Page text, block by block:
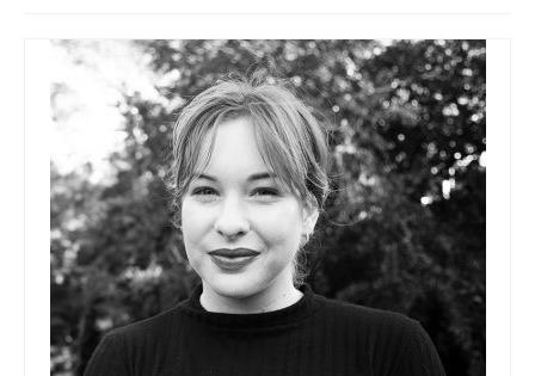
CRUCERO
Queda’t amb nosaltres
Contacte
Idioma: